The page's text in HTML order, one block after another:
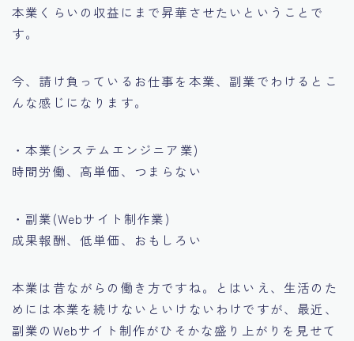
本業くらいの収益にまで昇華させたいということで
す。
今、請け負っているお仕事を本業、副業でわけるとこ
んな感じになります。
・本業(システムエンジニア業)
時間労働、高単価、つまらない
・副業(Webサイト制作業)
成果報酬、低単価、おもしろい
本業は昔ながらの働き方ですね。とはいえ、生活のた
めには本業を続けないといけないわけですが、最近、
副業のWebサイト制作がひそかな盛り上がりを見せて